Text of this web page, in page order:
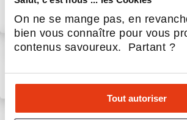
On ne se mange pas, en
bien vous connaître pour vous
contenus savoureux. Partant ?
Tout autoriser
fondateurs
31 Juil 2026Restauration
Argelès-sur-Mer :
génération
D'autres